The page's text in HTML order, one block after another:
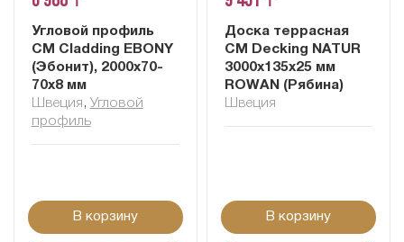
Угловой профиль
CM Cladding EBONY
(Эбонит), 2000х70-
70х8 мм
Швеция , Угловой
профиль
В корзину
Доска террасная
CM Decking NATUR
3000х135х25 мм
ROWAN (Рябина)
Швеция
В корзину